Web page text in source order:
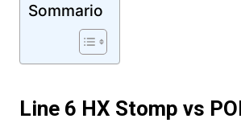
Sommario
Line 6 HX Stomp vs